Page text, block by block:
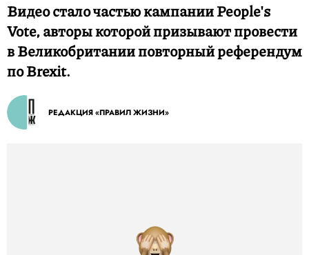
Видео стало частью кампании People's
Vote, авторы которой призывают провести
в Великобритании повторный референдум
по Brexit.
РЕДАКЦИЯ «ПРАВИЛ ЖИЗНИ»